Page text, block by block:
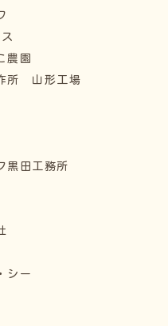
農園
所 山形工場
黒田工務所
シー